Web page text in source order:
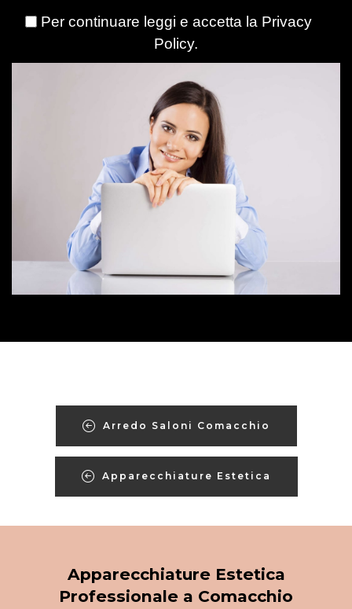
Per continuare leggi e accetta la Privacy
Policy.
Arredo Saloni Comacchio
Apparecchiature Estetica
Apparecchiature Estetica
Professionale a Comacchio